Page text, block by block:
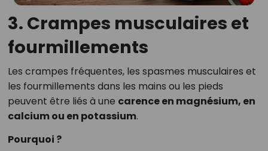
3. Crampes musculaires et
fourmillements
Les crampes fréquentes, les spasmes musculaires et
les fourmillements dans les mains ou les pieds
peuvent être liés à une carence en magnésium, en
calcium ou en potassium.
Pourquoi ?